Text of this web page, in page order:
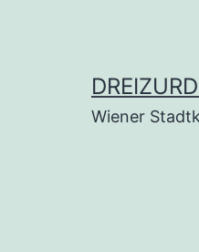
Wiener